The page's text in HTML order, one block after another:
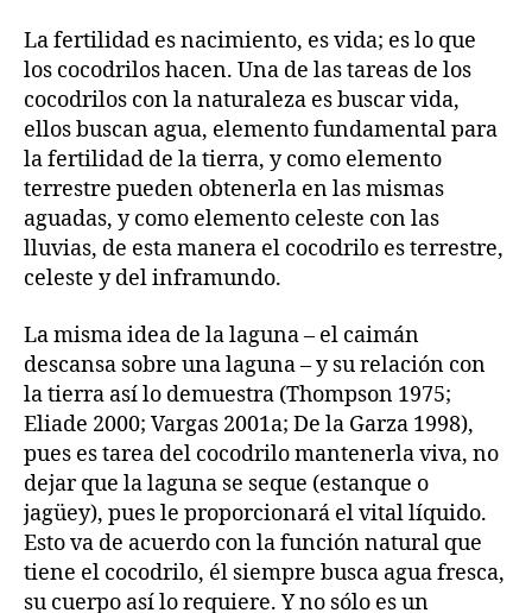
La fertilidad es nacimiento, es vida; es lo que
los cocodrilos hacen. Una de las tareas de los
cocodrilos con la naturaleza es buscar vida,
ellos buscan agua, elemento fundamental para
la fertilidad de la tierra, y como elemento
terrestre pueden obtenerla en las mismas
aguadas, y como elemento celeste con las
lluvias, de esta manera el cocodrilo es terrestre,
celeste y del inframundo.
La misma idea de la laguna – el caimán
descansa sobre una laguna – y su relación con
la tierra así lo demuestra (Thompson 1975;
Eliade 2000; Vargas 2001a; De la Garza 1998),
pues es tarea del cocodrilo mantenerla viva, no
dejar que la laguna se seque (estanque o
jagüey), pues le proporcionará el vital líquido.
Esto va de acuerdo con la función natural que
tiene el cocodrilo, él siempre busca agua fresca,
su cuerpo así lo requiere. Y no sólo es un